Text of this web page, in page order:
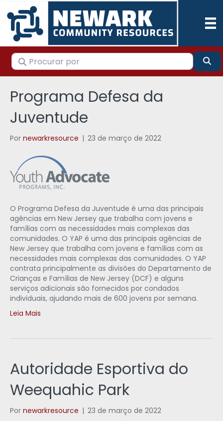
Procurar por
Programa Defesa da
Juventude
Por newarkresource | 23 de março de 2022
O Programa Defesa da Juventude é uma das principais
agências em New Jersey que trabalha com jovens e
famílias com as necessidades mais complexas das
comunidades. O YAP é uma das principais agências de
New Jersey que trabalha com jovens e famílias com as
necessidades mais complexas das comunidades. O YAP
contrata principalmente as divisões do Departamento de
Crianças e Famílias de New Jersey (DCF) e alguns
serviços adicionais são fornecidos por condados
individuais, ajudando mais de 600 jovens por semana.
Leia Mais
Autoridade Esportiva do
Weequahic Park
Por newarkresource | 23 de março de 2022